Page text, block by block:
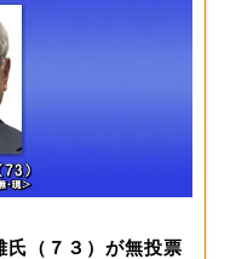
（７３）が無投票